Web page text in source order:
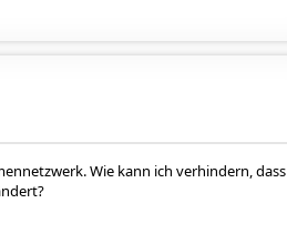
Wie kann ich verhindern, dass